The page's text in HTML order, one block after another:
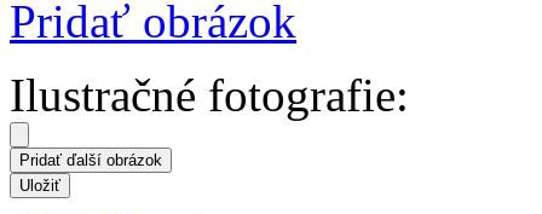
Pridať obrázok
Ilustračné fotografie: